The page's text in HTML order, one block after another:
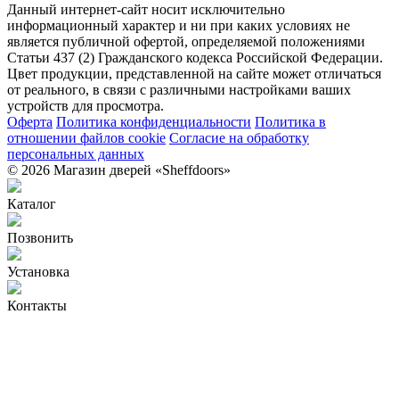
Данный интернет-сайт носит исключительно
информационный характер и ни при каких условиях не
является публичной офертой, определяемой положениями
Статьи 437 (2) Гражданского кодекса Российской Федерации.
Цвет продукции, представленной на сайте может отличаться
от реального, в связи с различными настройками ваших
устройств для просмотра.
Оферта Политика конфиденциальности Политика в
отношении файлов cookie Согласие на обработку
персональных данных
© 2026 Магазин дверей «Sheffdoors»
Каталог
Позвонить
Установка
Контакты